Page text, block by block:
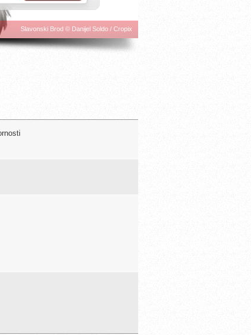
Slavonski Brod © Danijel Soldo / Cropix